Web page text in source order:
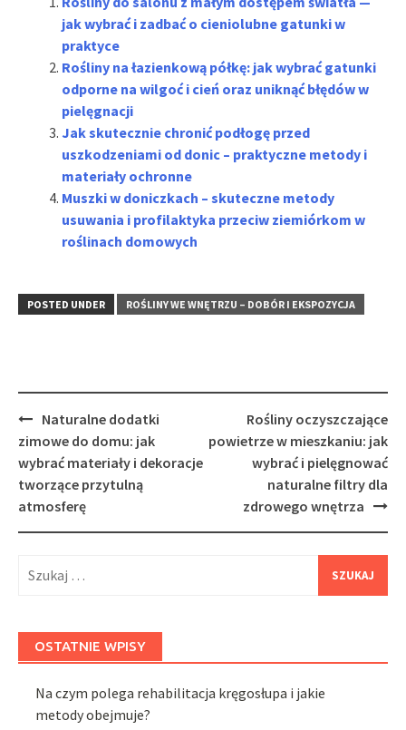
jak wybrać i zadbać o cieniolubne gatunki w
praktyce
Rośliny na łazienkową półkę: jak wybrać gatunki
odporne na wilgoć i cień oraz uniknąć błędów w
pielęgnacji
Jak skutecznie chronić podłogę przed
uszkodzeniami od donic – praktyczne metody i
materiały ochronne
Muszki w doniczkach – skuteczne metody
usuwania i profilaktyka przeciw ziemiórkom w
roślinach domowych
POSTED UNDER ROŚLINY WE WNĘTRZU – DOBÓR I EKSPOZYCJA
Post
navigation
Naturalne dodatki
zimowe do domu: jak
wybrać materiały i dekoracje
tworzące przytulną
atmosferę
Rośliny oczyszczające
powietrze w mieszkaniu: jak
wybrać i pielęgnować
naturalne filtry dla
zdrowego wnętrza
OSTATNIE WPISY
Na czym polega rehabilitacja kręgosłupa i jakie
metody obejmuje?